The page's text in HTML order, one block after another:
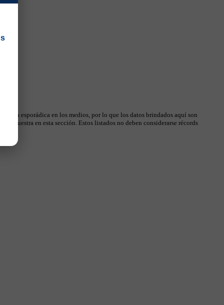
esporádica en los medios, por lo que los datos brindados aquí son
muestra en esta sección. Estos listados no deben considerarse récords